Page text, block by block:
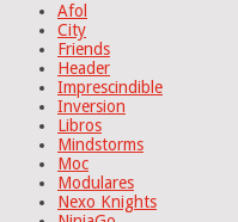
Afol
City
Friends
Header
Imprescindible
Inversion
Libros
Mindstorms
Moc
Modulares
Nexo Knights